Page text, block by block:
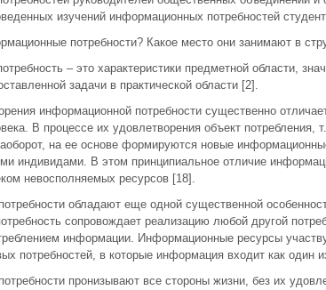
изучений информационных потребностей
потребности? Какое место они занимают в
– это характеристики предметной области,
задачи в практической области [2].
информационной потребности существенно
В процессе их удовлетворения объект потребления,
на ее основе формируются новые
индивидами. В этом принципиальное отличие
невосполняемых ресурсов [18].
обладают еще одной существенной
сопровождает реализацию любой другой
информации. Информационные ресурсы
потребностей, в которые информация входит как один
пронизывают все стороны жизни, без их